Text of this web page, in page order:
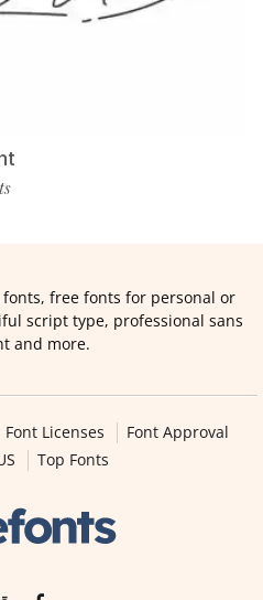
free fonts for personal or
script type, professional sans
and more.
Font Licenses
Font Approval
Top Fonts